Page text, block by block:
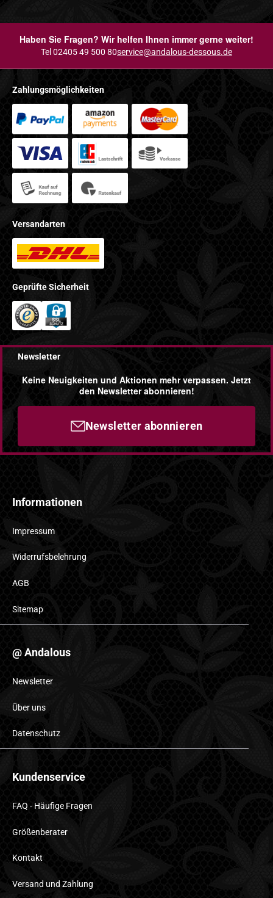
Haben Sie Fragen? Wir helfen Ihnen immer gerne weiter!
Tel 02405 49 500 80service@andalous-dessous.de
Zahlungsmöglichkeiten
Versandarten
Geprüfte Sicherheit
Newsletter
Keine Neuigkeiten und Aktionen mehr verpassen. Jetzt
den Newsletter abonnieren!
Newsletter abonnieren
Informationen
Impressum
Widerrufsbelehrung
AGB
Sitemap
@ Andalous
Newsletter
Über uns
Datenschutz
Kundenservice
FAQ - Häufige Fragen
Größenberater
Kontakt
Versand und Zahlung